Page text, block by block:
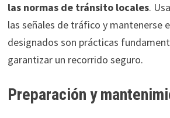
las normas de tránsito locales.
las señales de tráfico y mantenerse
designados son prácticas
garantizar un recorrido seguro.
Preparación y